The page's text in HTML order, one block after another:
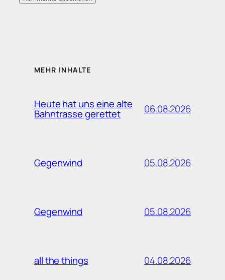
MEHR INHALTE
Heute hat uns eine alte
Bahntrasse gerettet 06.08.2026
Gegenwind 05.08.2026
Gegenwind 05.08.2026
all the things 04.08.2026